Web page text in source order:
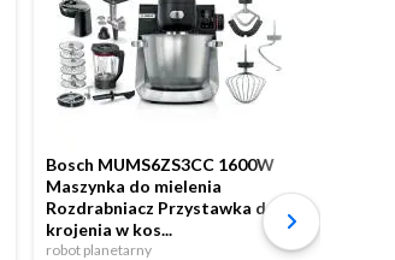
Bosch MUMS6ZS3CC 1600W
Maszynka do mielenia
Rozdrabniacz Przystawka do
krojenia w kos...
robot planetarny